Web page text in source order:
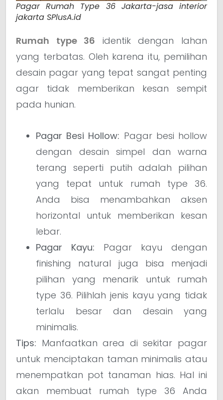
Pagar Rumah Type 36 Jakarta-jasa interior
jakarta SPlusA.id
Rumah type 36 identik dengan lahan
yang terbatas. Oleh karena itu, pemilihan
desain pagar yang tepat sangat penting
agar tidak memberikan kesan sempit
pada hunian.
Pagar Besi Hollow: Pagar besi hollow
dengan desain simpel dan warna
terang seperti putih adalah pilihan
yang tepat untuk rumah type 36.
Anda bisa menambahkan aksen
horizontal untuk memberikan kesan
lebar.
Pagar Kayu: Pagar kayu dengan
finishing natural juga bisa menjadi
pilihan yang menarik untuk rumah
type 36. Pilihlah jenis kayu yang tidak
terlalu besar dan desain yang
minimalis.
Tips: Manfaatkan area di sekitar pagar
untuk menciptakan taman minimalis atau
menempatkan pot tanaman hias. Hal ini
akan membuat rumah type 36 Anda